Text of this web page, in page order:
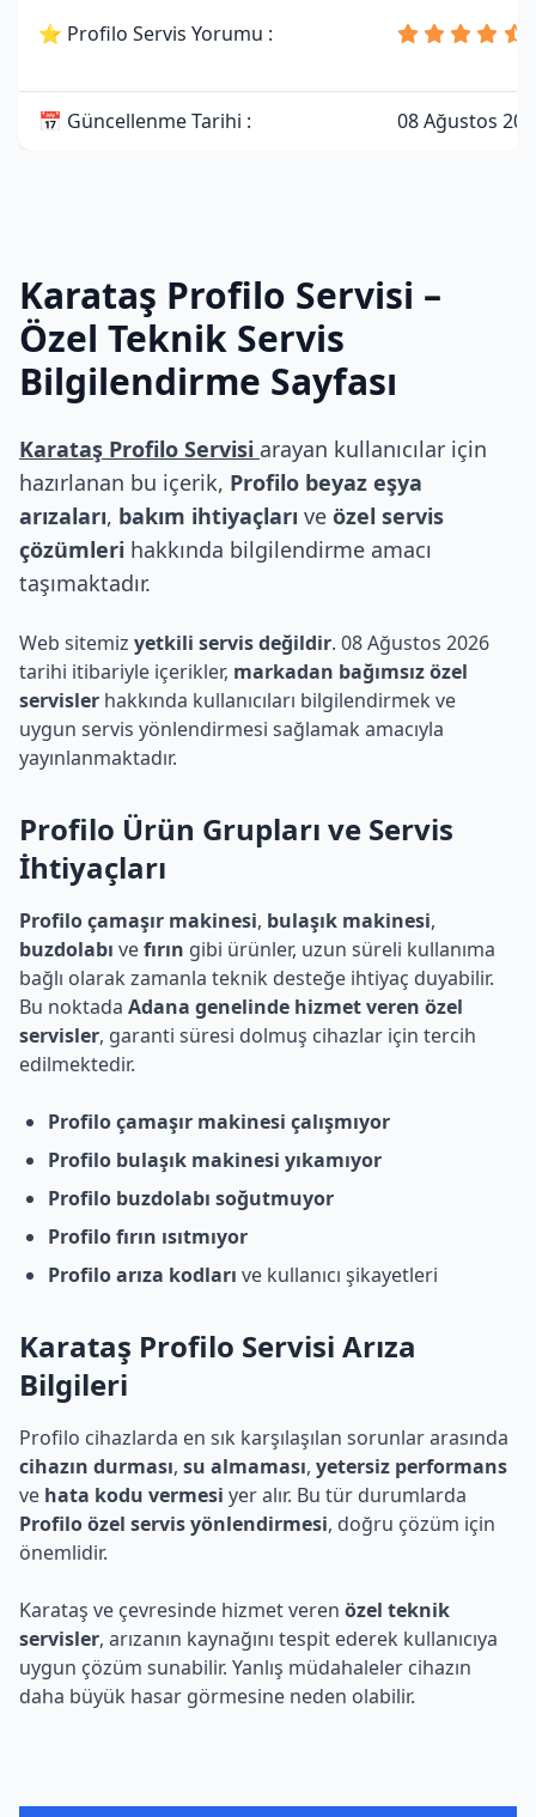
⭐ Profilo Servis Yorumu :
📅 Güncellenme Tarihi : 08 Ağustos
Karataş Profilo Servisi –
Özel Teknik Servis
Bilgilendirme Sayfası
Karataş Profilo Servisi arayan kullanıcılar için
hazırlanan bu içerik, Profilo beyaz eşya
arızaları, bakım ihtiyaçları ve özel servis
çözümleri hakkında bilgilendirme amacı
taşımaktadır.
Web sitemiz yetkili servis değildir. 08 Ağustos 2026
tarihi itibariyle içerikler, markadan bağımsız özel
servisler hakkında kullanıcıları bilgilendirmek ve
uygun servis yönlendirmesi sağlamak amacıyla
yayınlanmaktadır.
Profilo Ürün Grupları ve Servis
İhtiyaçları
Profilo çamaşır makinesi, bulaşık makinesi,
buzdolabı vefırın gibi ürünler, uzun süreli kullanıma
bağlı olarak zamanla teknik desteğe ihtiyaç duyabilir.
Bu noktada Adana genelinde hizmet veren özel
servisler, garanti süresi dolmuş cihazlar için tercih
edilmektedir.
Profilo çamaşır makinesi çalışmıyor
Profilo bulaşık makinesi yıkamıyor
Profilo buzdolabı soğutmuyor
Profilo fırın ısıtmıyor
Profilo arıza kodları ve kullanıcı şikayetleri
Karataş Profilo Servisi Arıza
Bilgileri
Profilo cihazlarda en sık karşılaşılan sorunlar arasında
cihazın durması, su almaması, yetersiz performans
ve hata kodu vermesi yer alır. Bu tür durumlarda
Profilo özel servis yönlendirmesi, doğru çözüm için
önemlidir.
Karataş ve çevresinde hizmet veren özel teknik
servisler, arızanın kaynağını tespit ederek kullanıcıya
uygun çözüm sunabilir. Yanlış müdahaleler cihazın
daha büyük hasar görmesine neden olabilir.